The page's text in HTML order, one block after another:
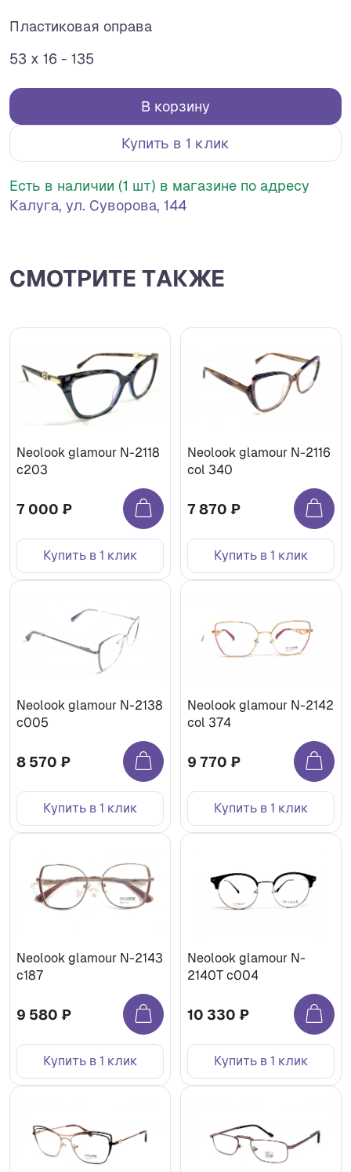
Пластиковая оправа
53 x 16 - 135
В корзину
Купить в 1 клик
Есть в наличии (1 шт) в магазине по адресу
Калуга, ул. Суворова, 144
СМОТРИТЕ ТАКЖЕ
Neolook glamour N-2118
c203
7 000 ₽
Купить в 1 клик
Neolook glamour N-2116
col 340
7 870 ₽
Купить в 1 клик
Neolook glamour N-2138
c005
8 570 ₽
Купить в 1 клик
Neolook glamour N-2142
col 374
9 770 ₽
Купить в 1 клик
Neolook glamour N-2143
c187
9 580 ₽
Купить в 1 клик
Neolook glamour N-
2140T c004
10 330 ₽
Купить в 1 клик